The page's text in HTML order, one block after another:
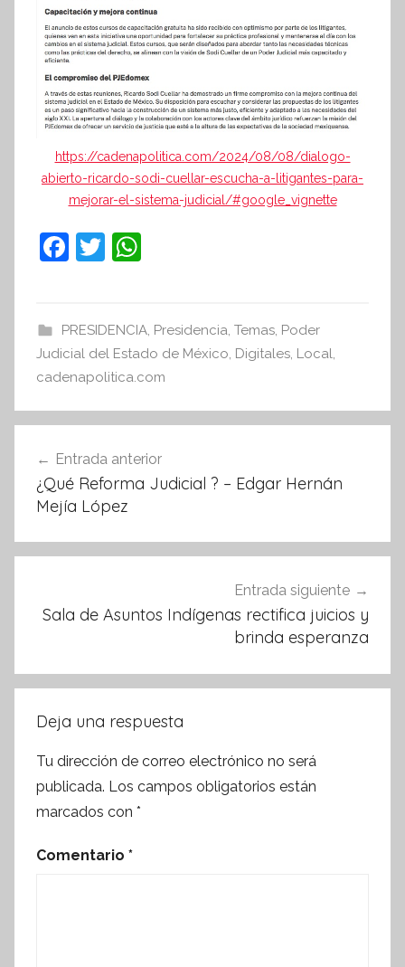
https://cadenapolitica.com/2024/08/08/dialogo-
abierto-ricardo-sodi-cuellar-escucha-a-litigantes-para-
mejorar-el-sistema-judicial/#google_vignette
F
e
b
o
o
k
T
er s
A
p
p
PRESIDENCIA, Presidencia, Temas, Poder
Judicial del Estado de México, Digitales, Local,
cadenapolitica.com
de
entradas
Entrada anterior
¿Qué Reforma Judicial ? – Edgar Hernán
Mejía López
Entrada siguiente
Sala de Asuntos Indígenas rectifica juicios y
brinda esperanza
Deja una respuesta
Tu dirección de correo electrónico no será
publicada. Los campos obligatorios están
marcados con *
Comentario *